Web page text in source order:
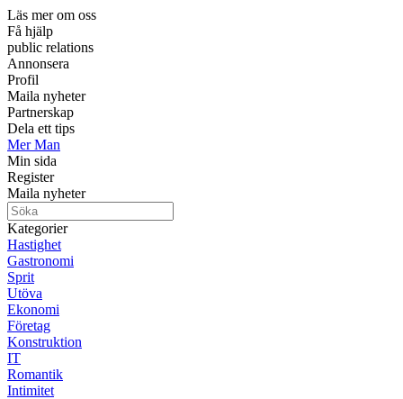
Läs mer om oss
Få hjälp
public relations
Annonsera
Profil
Maila nyheter
Partnerskap
Dela ett tips
Mer Man
Min sida
Register
Maila nyheter
Kategorier
Hastighet
Gastronomi
Sprit
Utöva
Ekonomi
Företag
Konstruktion
IT
Romantik
Intimitet